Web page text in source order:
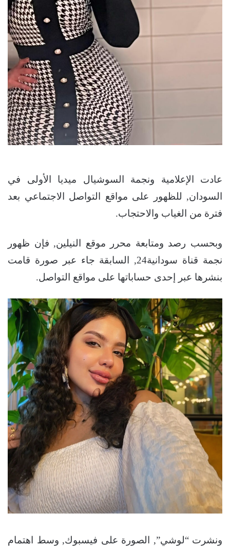
عادت الإعلامية ونجمة السوشيال ميديا الأولى في
السودان, للظهور على مواقع التواصل الاجتماعي بعد
فترة من الغياب والاحتجاب.
وبحسب رصد ومتابعة محرر موقع النيلين, فإن ظهور
نجمة قناة سودانية24, السابقة جاء عبر صورة قامت
بنشرها عبر إحدى حساباتها على مواقع التواصل.
ونشرت “لوشي”, الصورة على فيسبوك, وسط اهتمام